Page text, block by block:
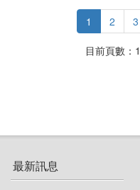
1 2 3
目前頁數
最新訊息